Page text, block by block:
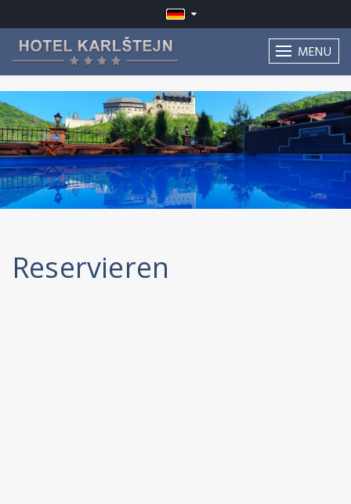
MENU
Reservieren